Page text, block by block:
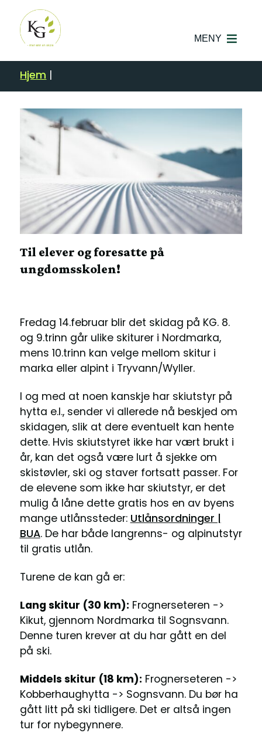
MENY
Hjem |
Til elever og foresatte på
ungdomsskolen!
Fredag 14.februar blir det skidag på KG. 8.
og 9.trinn går ulike skiturer i Nordmarka,
mens 10.trinn kan velge mellom skitur i
marka eller alpint i Tryvann/Wyller.
I og med at noen kanskje har skiutstyr på
hytta e.l., sender vi allerede nå beskjed om
skidagen, slik at dere eventuelt kan hente
dette. Hvis skiutstyret ikke har vært brukt i
år, kan det også være lurt å sjekke om
skistøvler, ski og staver fortsatt passer. For
de elevene som ikke har skiutstyr, er det
mulig å låne dette gratis hos en av byens
mange utlånssteder: Utlånsordninger |
BUA. De har både langrenns- og alpinutstyr
til gratis utlån.
Turene de kan gå er:
Lang skitur (30 km): Frognerseteren ->
Kikut, gjennom Nordmarka til Sognsvann.
Denne turen krever at du har gått en del
på ski.
Middels skitur (18 km): Frognerseteren ->
Kobberhaughytta -> Sognsvann. Du bør ha
gått litt på ski tidligere. Det er altså ingen
tur for nybegynnere.